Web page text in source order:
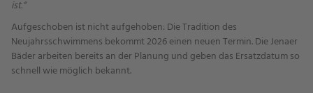
ist.“
Aufgeschoben ist nicht aufgehoben: Die Tradition des
Neujahrsschwimmens bekommt 2026 einen neuen Termin. Die Jenaer
Bäder arbeiten bereits an der Planung und geben das Ersatzdatum so
schnell wie möglich bekannt.